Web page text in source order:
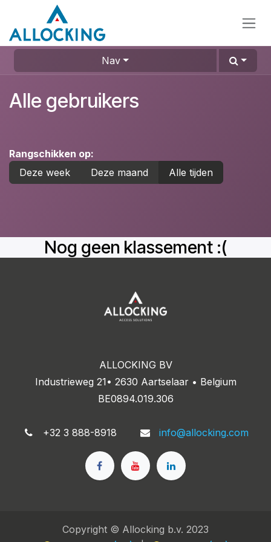
Overslaan naar inhoud
Nav
Alle gebruikers
Rangschikken op:
Deze week
Deze maand Alle tijden
Nog geen klassement :(
ALLOCKING BV
Industrieweg 21• 2630 Aartselaar • Belgium
BE0894.019.306
+32 3 888-8918 info@allocking.com
Copyright © Allocking b.v. 2023